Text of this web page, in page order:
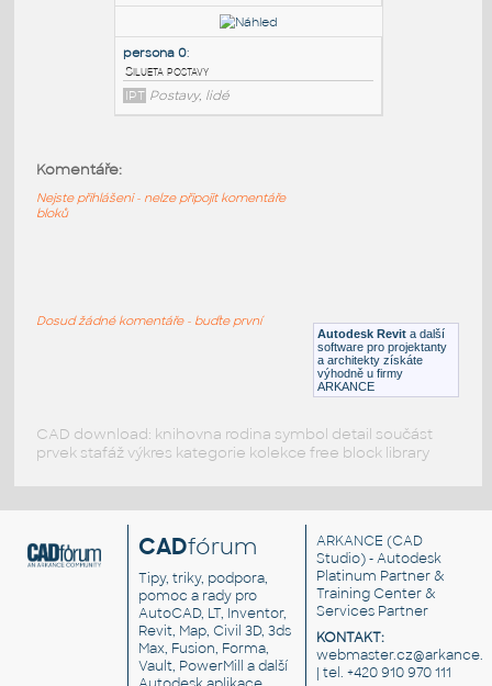
Person_Female_2D(3):
Person Female 2D(3)
RFA Postavy, lidé
Postavy, lidé
Autodesk Revit a další
software pro projektanty
a architekty získáte
výhodně u firmy
ARKANCE
Komentáře:
Nejste přihlášeni - nelze připojit komentáře
bloků
Dosud žádné komentáře - buďte první
CAD download: knihovna rodina symbol detail součást
prvek stafáž výkres kategorie kolekce free block library
CADfórum
Tipy, triky, podpora,
pomoc a rady pro
AutoCAD, LT, Inventor,
Revit, Map, Civil 3D, 3ds
Max, Fusion, Forma,
Vault, PowerMill a další
ARKANCE (CAD
Studio) - Autodesk
Platinum Partner &
Training Center &
Services Partner
KONTAKT:
| tel. +420 910 970 111